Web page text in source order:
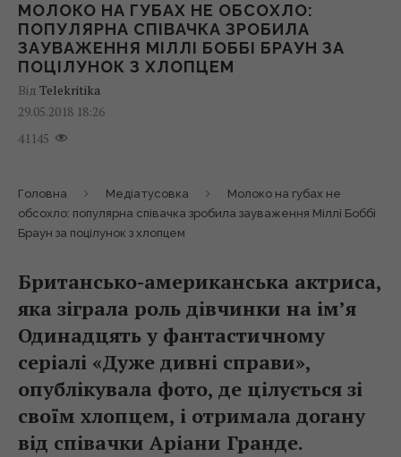
МОЛОКО НА ГУБАХ НЕ ОБСОХЛО:
ПОПУЛЯРНА СПІВАЧКА ЗРОБИЛА
ЗАУВАЖЕННЯ МІЛЛІ БОББІ БРАУН ЗА
ПОЦІЛУНОК З ХЛОПЦЕМ
Від Telekritika
29.05.2018 18:26
41145
Головна Медіатусовка
Молоко на губах не
обсохло: популярна співачка зробила зауваження Міллі Боббі
Браун за поцілунок з хлопцем
Британсько-американська актриса,
яка зіграла роль дівчинки на ім’я
Одинадцять у фантастичному
серіалі «Дуже дивні справи»,
опублікувала фото, де цілується зі
своїм хлопцем, і отримала догану
від співачки Аріани Гранде.